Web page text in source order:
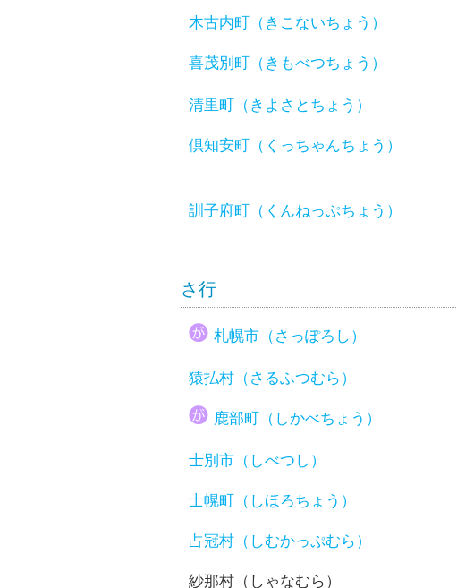
木古内町（きこないちょう）
喜茂別町（きもべつちょう）
清里町（きよさとちょう）
倶知安町（くっちゃんちょう）
訓子府町（くんねっぷちょう）
さ行
札幌市（さっぽろし）
猿払村（さるふつむら）
鹿部町（しかべちょう）
士別市（しべつし）
士幌町（しほろちょう）
占冠村（しむかっぷむら）
紗那村（しゃなむら）